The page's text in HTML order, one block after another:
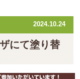
2024.10.24
にて塗り替